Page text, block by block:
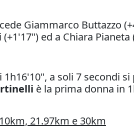
Giammarco Buttazzo
ed a Chiara Pianeta
a soli 7 secondi si
è la prima donna in
21.97km e 30km